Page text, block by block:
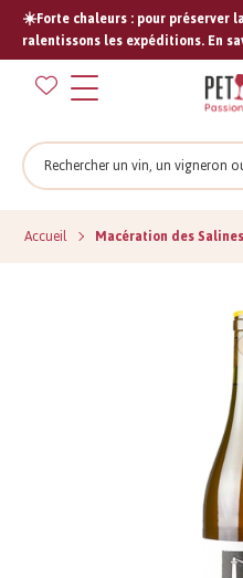
☀️Forte chaleurs : pour préserver
ralentissons les expéditions. En
Rechercher
Accueil Macération des